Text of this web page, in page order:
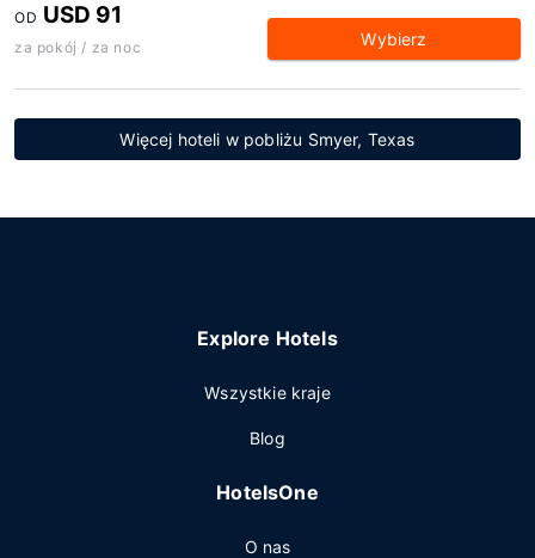
OD USD 91
za pokój / za noc Wybierz
Więcej hoteli w pobliżu Smyer, Texas
Explore Hotels
Wszystkie kraje
Blog
HotelsOne
O nas